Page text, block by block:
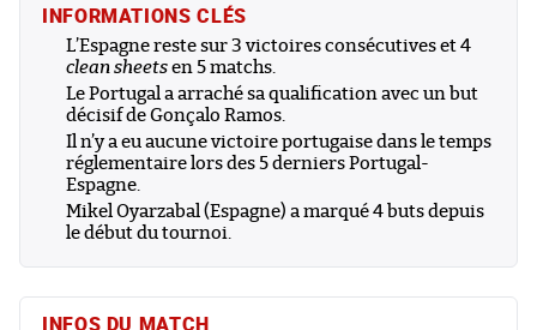
INFORMATIONS CLÉS
L’Espagne reste sur 3 victoires consécutives et 4
clean sheets en 5 matchs.
Le Portugal a arraché sa qualification avec un but
décisif de Gonçalo Ramos.
Il n’y a eu aucune victoire portugaise dans le temps
réglementaire lors des 5 derniers Portugal-
Espagne.
Mikel Oyarzabal (Espagne) a marqué 4 buts depuis
le début du tournoi.
INFOS DU MATCH